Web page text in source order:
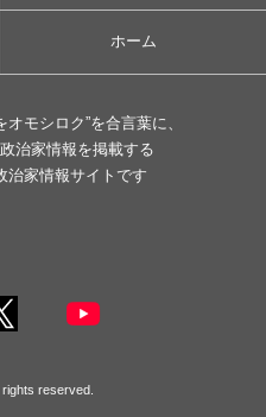
ホーム
モシロク”を合言葉に、
治家情報を掲載する
治家情報サイトです
reserved.